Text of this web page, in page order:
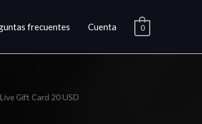
frecuentes Cuenta 0
Gift Card 20 USD